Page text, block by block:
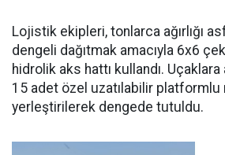
Lojistik ekipleri, tonlarca ağırlığı
dengeli dağıtmak amacıyla 6x6
hidrolik aks hattı kullandı.
15 adet özel uzatılabilir
yerleştirilerek dengede tutuldu.